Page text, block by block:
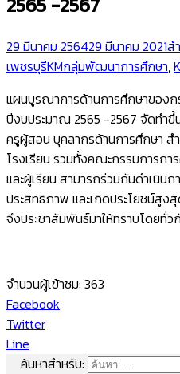
29 มีนาคม 256429 มีนาคม 2021ส
เพชรบุรีKMกลุ่มพัฒนาการศึกษา,
แผนบูรณาการด้านการศึกษาของก
ปีงบประมาณ 2565 -2567 จัดทำขึ้
ครูผู้สอน บุคลากรด้านการศึกษา ส
โรงเรียน รวมทั้งคณะกรรมการก
และผู้เรียน สามารถร่วมกันดำเนิน
ประสิทธิภาพ และเกิดประโยชน์สู
จึงประชาสัมพันธ์มาให้ทราบโดยทั่ว
จำนวนผู้เข้าชม: 363
Facebook
Twitter
Line
ค้นหาสำหรับ: